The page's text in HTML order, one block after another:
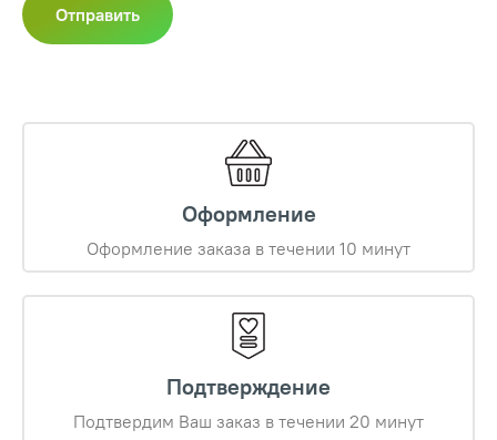
Оформление
Оформление заказа в течении 10 минут
Подтверждение
Подтвердим Ваш заказ в течении 20 минут